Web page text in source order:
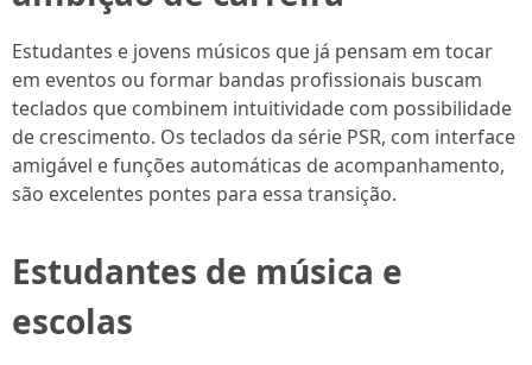
Estudantes e jovens músicos que já pensam em tocar
em eventos ou formar bandas profissionais buscam
teclados que combinem intuitividade com possibilidade
de crescimento. Os teclados da série PSR, com interface
amigável e funções automáticas de acompanhamento,
são excelentes pontes para essa transição.
Estudantes de música e
escolas